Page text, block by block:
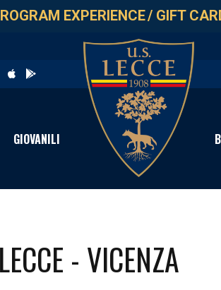
EXPERIENCE/ GIFT
GIOVANILI
- VICENZA